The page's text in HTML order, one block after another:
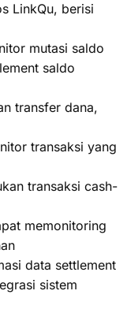
LinkQu, berisi
mutasi saldo
saldo
transfer dana,
transaksi yang
transaksi cash-
memonitoring
data settlement
sistem